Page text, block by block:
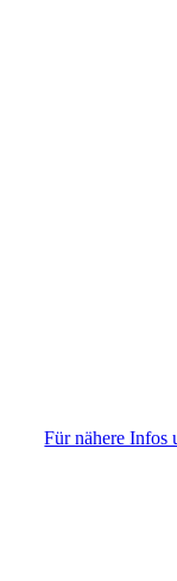
Für nähere Infos